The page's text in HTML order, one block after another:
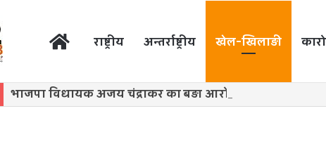
राष्ट्रीय अन्तर्राष्ट्रीय खेल-खिलाड़ी